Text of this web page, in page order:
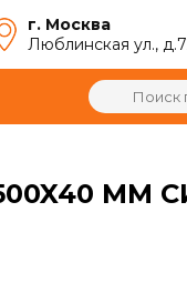
г. Москва
Люблинская ул.,
ММ